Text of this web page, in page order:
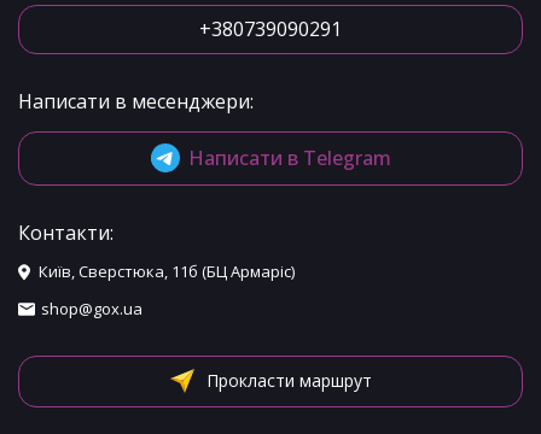
+380739090291
Написати в месенджери:
Написати в Telegram
Контакти:
Київ, Сверстюка, 11б (БЦ Армаріс)
shop@gox.ua
Прокласти маршрут